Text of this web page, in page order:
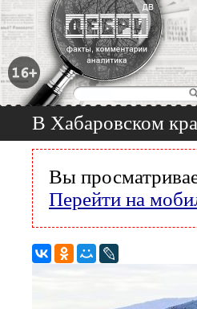
В Хабаровском
Вы
Перейти на